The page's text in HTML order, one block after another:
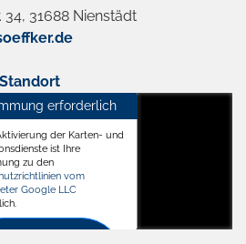
34, 31688 Nienstädt
Nienstädt
erforderlich
der Karten- und
ist Ihre
zu den
vom
Google LLC